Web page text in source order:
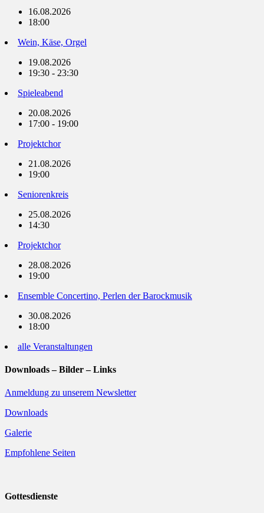
16.08.2026
18:00
Wein, Käse, Orgel
19.08.2026
19:30 - 23:30
Spieleabend
20.08.2026
17:00 - 19:00
Projektchor
21.08.2026
19:00
Seniorenkreis
25.08.2026
14:30
Projektchor
28.08.2026
19:00
Ensemble Concertino, Perlen der Barockmusik
30.08.2026
18:00
alle Veranstaltungen
Downloads – Bilder – Links
Anmeldung zu unserem Newsletter
Downloads
Galerie
Empfohlene Seiten
Gottesdienste